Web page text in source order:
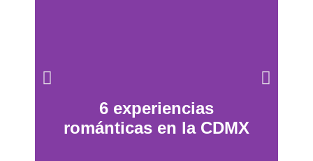
6 experiencias
románticas en la CDMX